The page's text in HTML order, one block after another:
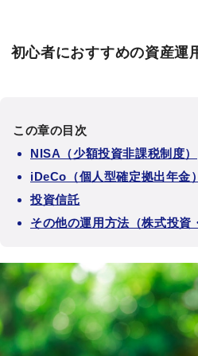
初心者におすすめの資産運
この章の目次
NISA（少額投資非課税制度）
iDeCo（個人型確定拠出年金）
投資信託
その他の運用方法（株式投資